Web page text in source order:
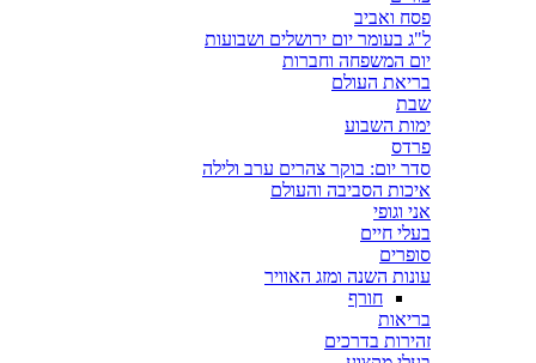
פסח ואביב
ל"ג בעומר יום ירושלים ושבועות
יום המשפחה וחברות
בריאת העולם
שבת
ימות השבוע
פרדס
סדר יום: בוקר צהרים ערב ולילה
איכות הסביבה והעולם
אני וגופי
בעלי חיים
סופרים
עונות השנה ומזג האוויר
חורף
בריאות
זהירות בדרכים